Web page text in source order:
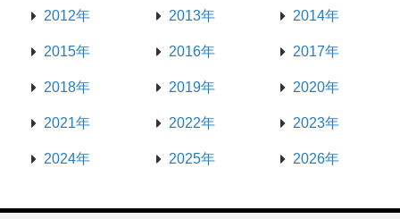
2012年 2013年 2014年
2015年 2016年 2017年
2018年 2019年 2020年
2021年 2022年 2023年
2024年 2025年 2026年